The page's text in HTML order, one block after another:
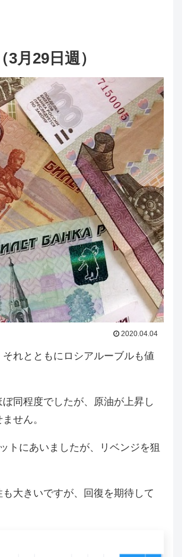
月29日週）
2020.04.04
れとともにロシアルーブルも値
同程度でしたが、原油が上昇し
せん。
トにあいましたが、リベンジを狙
大きいですが、回復を期待して